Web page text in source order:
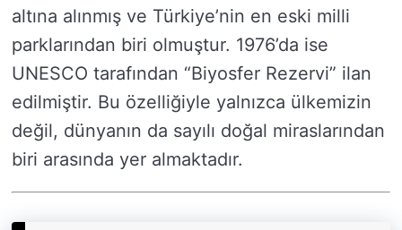
altına alınmış ve Türkiye’nin en eski milli
parklarından biri olmuştur. 1976’da ise
UNESCO tarafından “Biyosfer Rezervi” ilan
edilmiştir. Bu özelliğiyle yalnızca ülkemizin
değil, dünyanın da sayılı doğal miraslarından
biri arasında yer almaktadır.